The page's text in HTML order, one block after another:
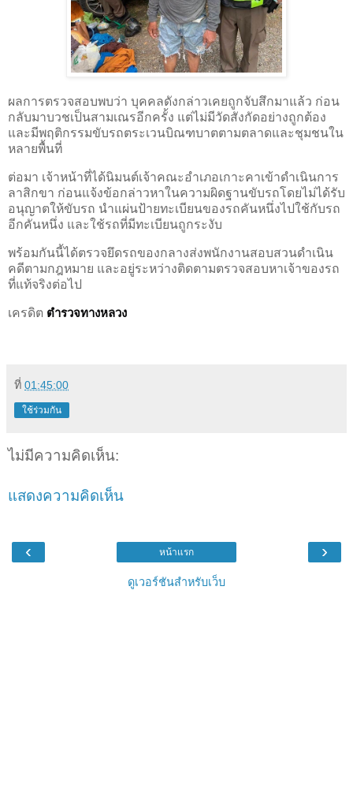
ผลการตรวจสอบพบว่า บุคคลดังกล่าวเคยถูกจับสึกมาแล้ว ก่อน
กลับมาบวชเป็นสามเณรอีกครั้ง แต่ไม่มีวัดสังกัดอย่างถูกต้อง
และมีพฤติกรรมขับรถตระเวนบิณฑบาตตามตลาดและชุมชนใน
หลายพื้นที่
ต่อมา เจ้าหน้าที่ได้นิมนต์เจ้าคณะอำเภอเกาะคาเข้าดำเนินการ
ลาสิกขา ก่อนแจ้งข้อกล่าวหาในความผิดฐานขับรถโดยไม่ได้รับ
อนุญาตให้ขับรถ นำแผ่นป้ายทะเบียนของรถคันหนึ่งไปใช้กับรถ
อีกคันหนึ่ง และใช้รถที่มีทะเบียนถูกระงับ
พร้อมกันนี้ได้ตรวจยึดรถของกลางส่งพนักงานสอบสวนดำเนิน
คดีตามกฎหมาย และอยู่ระหว่างติดตามตรวจสอบหาเจ้าของรถ
ที่แท้จริงต่อไป
เครดิต ตำรวจทางหลวง
ที่ 01:45:00
ใช้ร่วมกัน
ไม่มีความคิดเห็น:
แสดงความคิดเห็น
‹ ›
หน้าแรก
ดูเวอร์ชันสำหรับเว็บ